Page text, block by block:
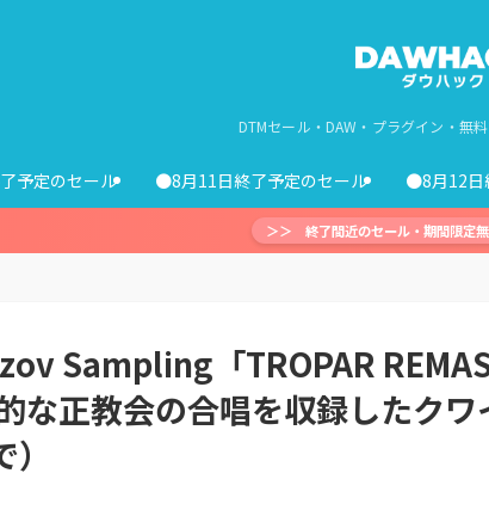
DTMセール・DAW・プラグイン・無
予定のセール ●8月11日終了予定のセール ●8月12日
＞＞ 終了間近のセール・期間限定
Sampling「TROPAR
な正教会の合唱を収録したク